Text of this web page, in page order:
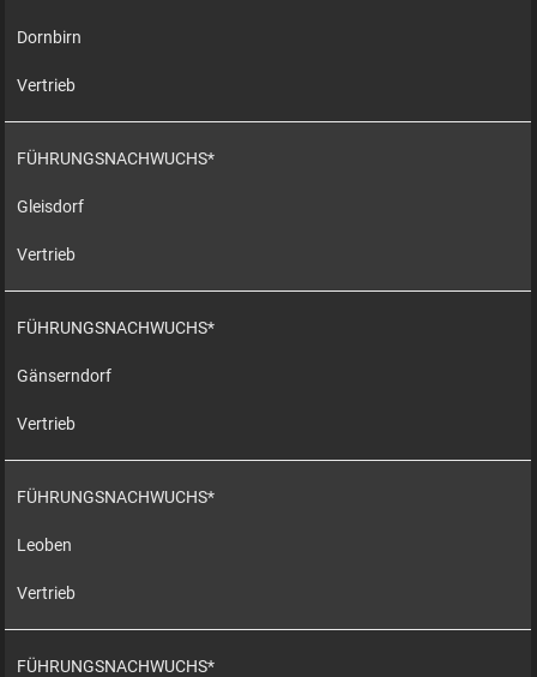
Dornbirn
Vertrieb
FÜHRUNGSNACHWUCHS*
Gleisdorf
Vertrieb
FÜHRUNGSNACHWUCHS*
Gänserndorf
Vertrieb
FÜHRUNGSNACHWUCHS*
Leoben
Vertrieb
FÜHRUNGSNACHWUCHS*